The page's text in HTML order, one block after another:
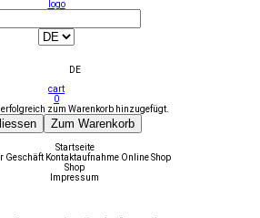
logo
DE
cart
0
zum Warenkorb hinzugefügt.
Zum Warenkorb
Startseite
Geschäft Kontaktaufnahme Online Shop
Shop
Impressum